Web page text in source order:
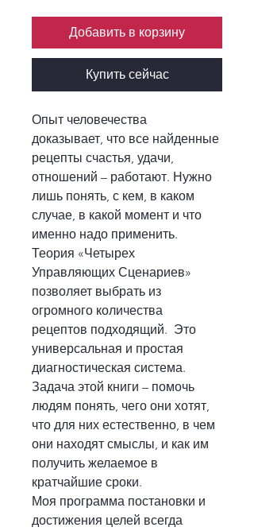
Добавить в корзину
Купить сейчас
Опыт человечества
доказывает, что все найденные
рецепты счастья, удачи,
отношений – работают. Нужно
лишь понять, с кем, в каком
случае, в какой момент и что
именно надо применить.
Теория «Четырех
Управляющих Сценариев»
позволяет выбрать из
огромного количества
рецептов подходящий.  Это
универсальная и простая
диагностическая система.
Задача этой книги – помочь
людям понять, чего они хотят,
что для них естественно, в чем
они находят смыслы, и как им
получить желаемое в
кратчайшие сроки.
Моя программа постановки и
достижения целей всегда